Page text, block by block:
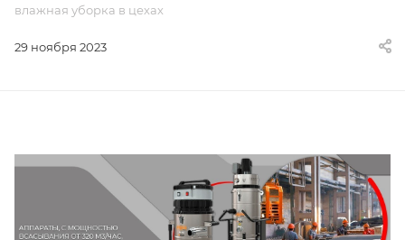
влажная уборка в цехах
29 ноября 2023